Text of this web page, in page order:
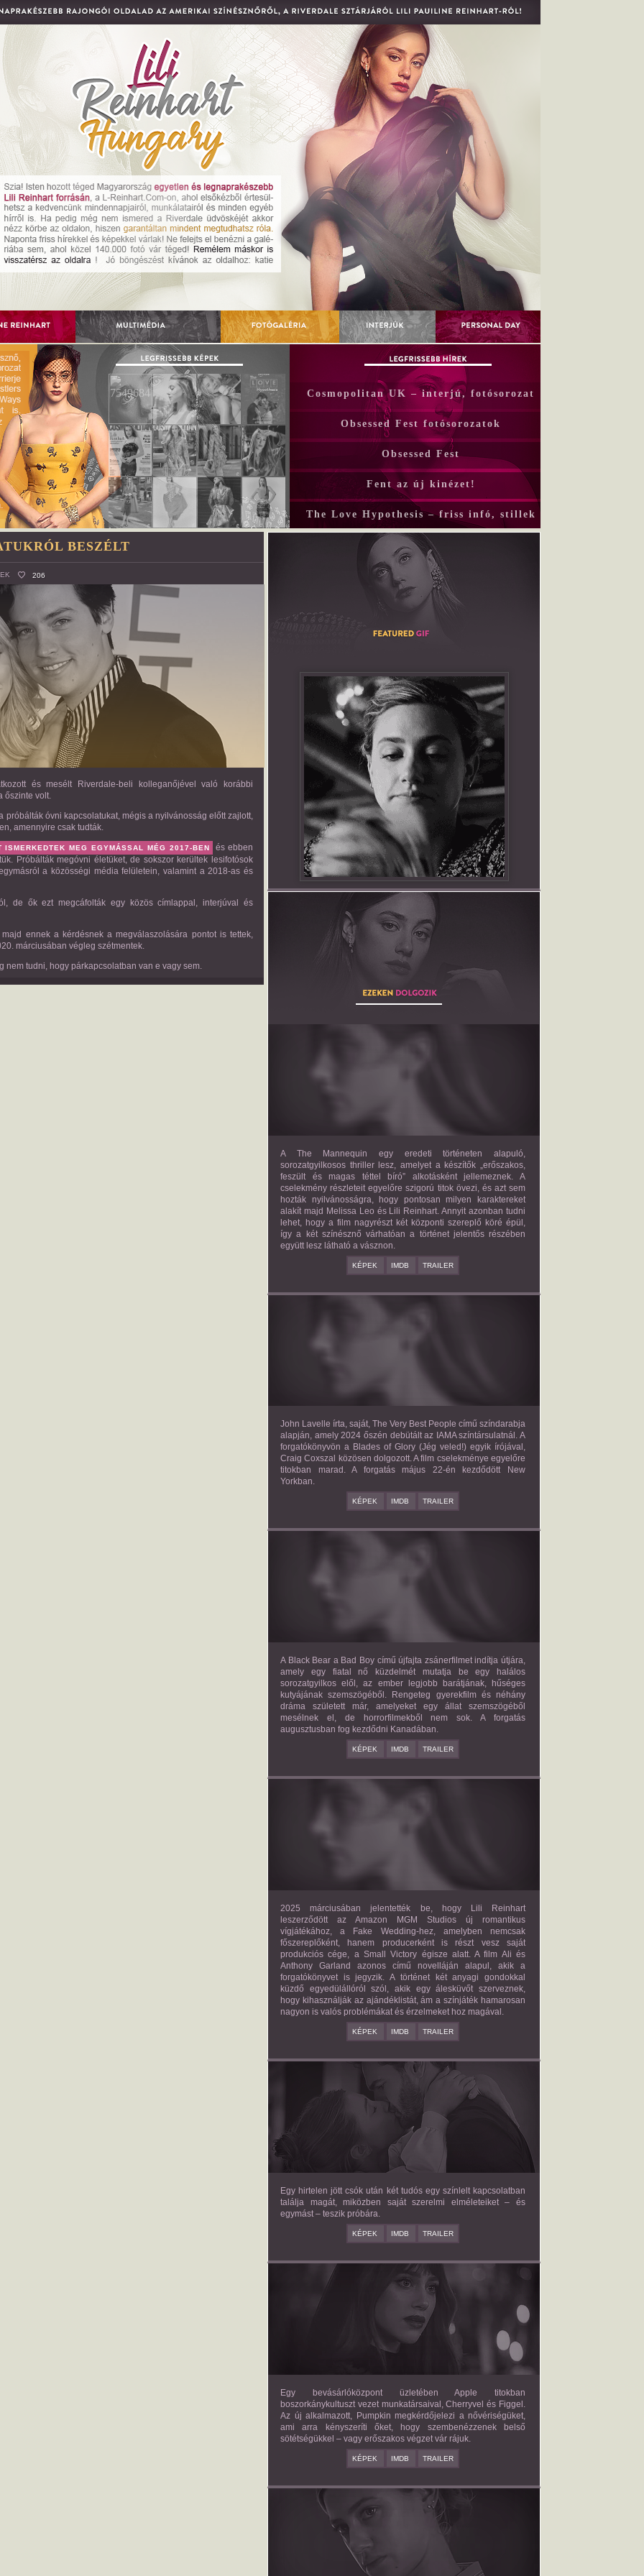
Cosmopolitan UK – interjú, fotósorozat
Obsessed Fest fotósorozatok
Obsessed Fest
Fent az új kinézet!
The Love Hypothesis – friss infó, stillek
THE MANNEQUIN
A The Mannequin egy eredeti történeten alapuló,
sorozatgyilkosos thriller lesz, amelyet a készítők „erőszakos,
feszült és magas téttel bíró” alkotásként jellemeznek. A
cselekmény részleteit egyelőre szigorú titok övezi, és azt sem
hozták nyilvánosságra, hogy pontosan milyen karaktereket
alakít majd Melissa Leo és Lili Reinhart. Annyit azonban tudni
lehet, hogy a film nagyrészt két központi szereplő köré épül,
így a két színésznő várhatóan a történet jelentős részében
együtt lesz látható a vásznon.
KÉPEK IMDB TRAILER
THE VERY BEST PEOPLE
John Lavelle írta, saját, The Very Best People című színdarabja
alapján, amely 2024 őszén debütált az IAMA színtársulatnál. A
forgatókönyvön a Blades of Glory (Jég veled!) egyik írójával,
Craig Coxszal közösen dolgozott. A film cselekménye egyelőre
titokban marad. A forgatás május 22-én kezdődött New
Yorkban.
KÉPEK IMDB TRAILER
BAD BOY
A Black Bear a Bad Boy című újfajta zsánerfilmet indítja útjára,
amely egy fiatal nő küzdelmét mutatja be egy halálos
sorozatgyilkos elől, az ember legjobb barátjának, hűséges
kutyájának szemszögéből. Rengeteg gyerekfilm és néhány
dráma született már, amelyeket egy állat szemszögéből
mesélnek el, de horrorfilmekből nem sok. A forgatás
augusztusban fog kezdődni Kanadában.
KÉPEK IMDB TRAILER
FAKE WEDDING
2025 márciusában jelentették be, hogy Lili Reinhart
leszerződött az Amazon MGM Studios új romantikus
vígjátékához, a Fake Wedding-hez, amelyben nemcsak
főszereplőként, hanem producerként is részt vesz saját
produkciós cége, a Small Victory égisze alatt. A film Ali és
Anthony Garland azonos című novelláján alapul, akik a
forgatókönyvet is jegyzik. A történet két anyagi gondokkal
küzdő egyedülállóról szól, akik egy álesküvőt szerveznek,
hogy kihasználják az ajándéklistát, ám a színjáték hamarosan
nagyon is valós problémákat és érzelmeket hoz magával.
KÉPEK IMDB TRAILER
THE LOVE HYPOTHESIS
2026/09/23
OLIVE SMITH
Egy hirtelen jött csók után két tudós egy színlelt kapcsolatban
találja magát, miközben saját szerelmi elméleteiket – és
egymást – teszik próbára.
KÉPEK IMDB TRAILER
FORBIDDEN FRUITS
2026/03/27
APPLE
Egy bevásárlóközpont üzletében Apple titokban
boszorkánykultuszt vezet munkatársaival, Cherryvel és Figgel.
Az új alkalmazott, Pumpkin megkérdőjelezi a nővériségüket,
ami arra kényszeríti őket, hogy szembenézzenek belső
sötétségükkel – vagy erőszakos végzet vár rájuk.
KÉPEK IMDB TRAILER
AMERICAN SWEATSHOP
DAISY MORIARTY
BESZÉLT
206
és mesélt Riverdale-beli kolleganőjével való korábbi
őszinte volt.
óvni kapcsolatukat, mégis a nyilvánosság előtt zajlott,
amennyire csak tudták.
MEG EGYMÁSSAL MÉG 2017-BEN
és ebben
Próbálták megóvni életüket, de sokszor kerültek lesifotósok
a közösségi média felületein, valamint a 2018-as és
de ők ezt megcáfolták egy közös címlappal, interjúval és
ennek a kérdésnek a megválaszolására pontot is tettek,
márciusában végleg szétmentek.
nem tudni, hogy párkapcsolatban van e vagy sem.